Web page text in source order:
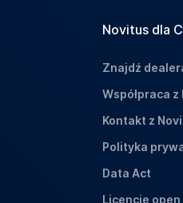
Novitus dla
Znajdź
Współpraca z
Kontakt z
Polityka
Data Act
Licencje